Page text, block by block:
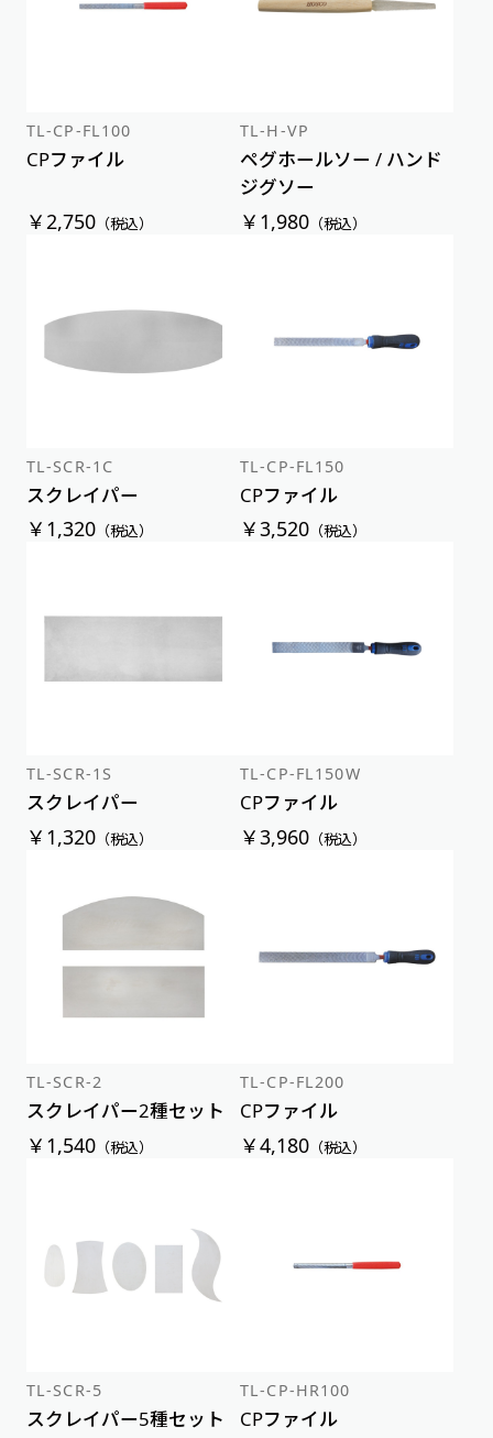
TL-CP-FL100
CPファイル
￥2,750（税込）
TL-H-VP
ペグホールソー / ハンド
ジグソー
￥1,980 （税込）
TL-SCR-1C
スクレイパー
￥1,320（税込）
TL-CP-FL150
CPファイル
￥3,520 （税込）
TL-SCR-1S
スクレイパー
￥1,320（税込）
TL-CP-FL150W
CPファイル
￥3,960 （税込）
TL-SCR-2
スクレイパー2種セット
￥1,540（税込）
TL-CP-FL200
CPファイル
￥4,180 （税込）
TL-SCR-5
スクレイパー5種セット
TL-CP-HR100
CPファイル